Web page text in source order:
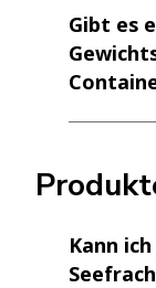
Gibt es
Kann